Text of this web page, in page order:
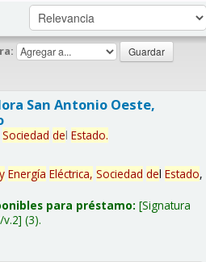
San Antonio Oeste,
Sociedad del Estado.
y Energía Eléctrica, Sociedad del Estado,
para préstamo: Signatura
(3).